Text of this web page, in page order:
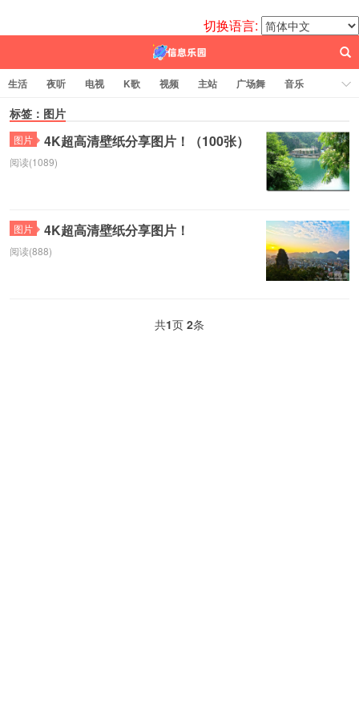
切换语言:
生活 夜听 电视 K歌 视频 主站 广场舞
音乐
歌曲
电台
标签：图片
图片 4K超高清壁纸分享图片！（100张）
阅读(1089)
图片 4K超高清壁纸分享图片！
阅读(888)
共1页 2条